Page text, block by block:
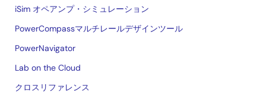
iSim オペアンプ・シミュレーション
PowerCompassマルチレールデザインツール
PowerNavigator
Lab on the Cloud
クロスリファレンス